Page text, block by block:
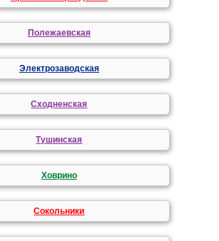
Полежаевская
Электрозаводская
Сходненская
Тушинская
Ховрино
Сокольники